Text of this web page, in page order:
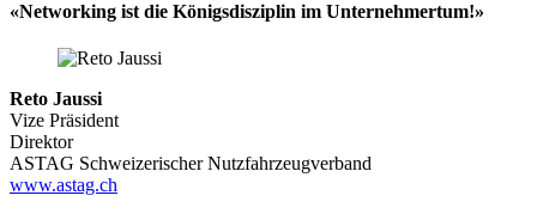
«Networking ist die Königsdisziplin im Unternehmertum!»
Reto Jaussi
Vize Präsident
Direktor
ASTAG Schweizerischer Nutzfahrzeugverband
www.astag.ch